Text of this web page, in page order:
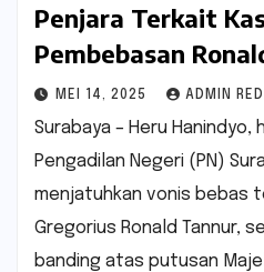
Penjara Terkait
Pembebasan
MEI 14, 2025 ADMIN
Surabaya – Heru Hanindyo,
Pengadilan Negeri (PN)
menjatuhkan vonis bebas
Gregorius Ronald Tannur,
banding atas putusan